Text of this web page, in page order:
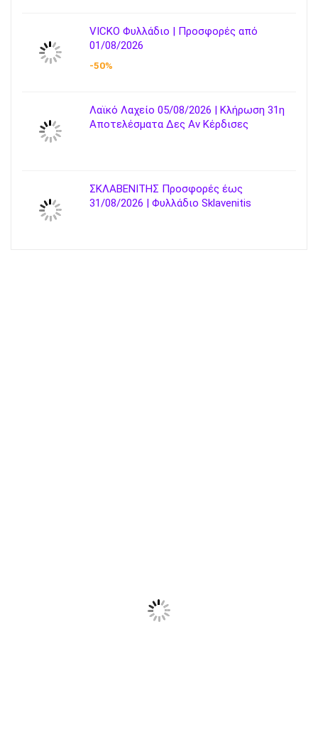
VICKO Φυλλάδιο | Προσφορές από
01/08/2026
-50%
Λαϊκό Λαχείο 05/08/2026 | Κλήρωση 31η
Αποτελέσματα Δες Αν Κέρδισες
ΣΚΛΑΒΕΝΙΤΗΣ Προσφορές έως
31/08/2026 | Φυλλάδιο Sklavenitis